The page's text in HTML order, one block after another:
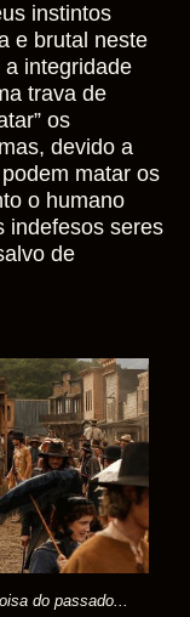
instintos
e brutal neste
integridade
trava de
os
devido a
matar os
o humano
indefesos seres
de
do passado...